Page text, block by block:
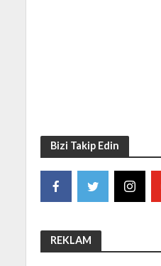
Bizi Takip Edin
REKLAM